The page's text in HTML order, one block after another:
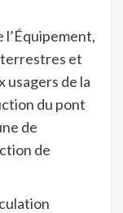
l’Équipement,
terrestres et
usagers de la
du pont
de
de